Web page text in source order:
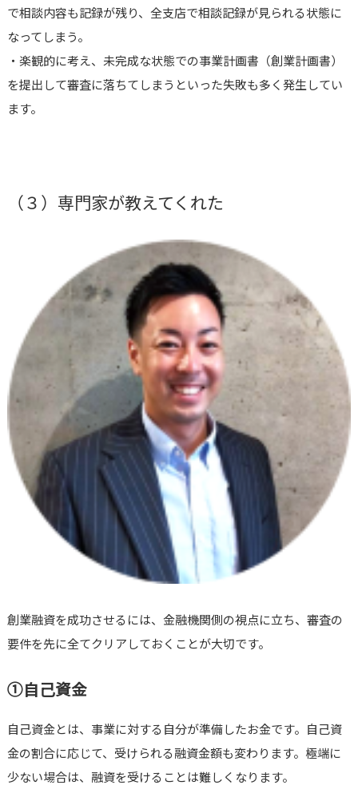
で相談内容も記録が残り、全支店で相談記録が見られる状態に
なってしまう。
・楽観的に考え、未完成な状態での事業計画書（創業計画書）
を提出して審査に落ちてしまうといった失敗も多く発生してい
ます。
（３）専門家が教えてくれた
創業融資を成功させるには、金融機関側の視点に立ち、審査の
要件を先に全てクリアしておくことが大切です。
①自己資金
自己資金とは、事業に対する自分が準備したお金です。自己資
金の割合に応じて、受けられる融資金額も変わります。極端に
少ない場合は、融資を受けることは難しくなります。